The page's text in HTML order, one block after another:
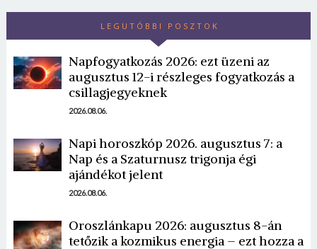
LEGUTÓBBI POSZTOK
Napfogyatkozás 2026: ezt üzeni az
augusztus 12-i részleges fogyatkozás a
csillagjegyeknek
2026.08.06.
Napi horoszkóp 2026. augusztus 7: a
Nap és a Szaturnusz trigonja égi
ajándékot jelent
2026.08.06.
Oroszlánkapu 2026: augusztus 8-án
tetőzik a kozmikus energia – ezt hozza a
Borsonline bejelentkezés
E-mail cím vagy felhasználónév